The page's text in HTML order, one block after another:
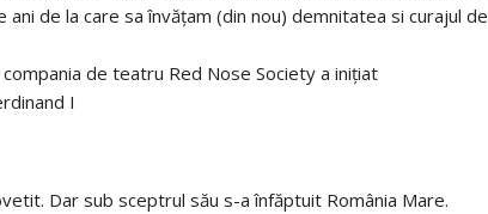
de la care sa învățam (din nou) demnitatea si curajul de
de teatru Red Nose Society a inițiat
I
Dar sub sceptrul său s-a înfăptuit România Mare.